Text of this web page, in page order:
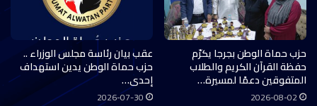
حزب حماة الوطن بجرجا يكرّم
حفظة القرآن الكريم والطلاب
المتفوقين دعمًا لمسيرة…
2026-08-02
عقب بيان رئاسة مجلس الوزراء ..
حزب حماة الوطن يدين استهداف
إحدى…
2026-07-30